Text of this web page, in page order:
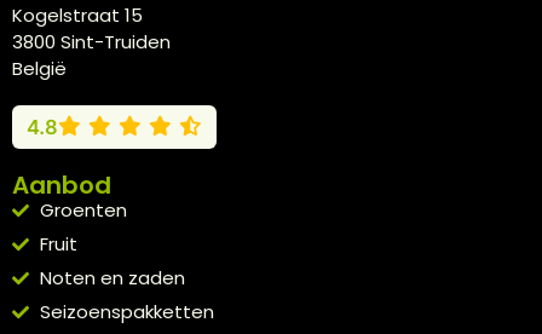
Kogelstraat 15
3800 Sint-Truiden
België
4.8
Aanbod
Groenten
Fruit
Noten en zaden
Seizoenspakketten